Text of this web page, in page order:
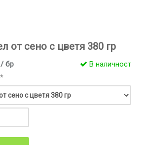
от сено с цветя 380 гр
/ бр В наличност